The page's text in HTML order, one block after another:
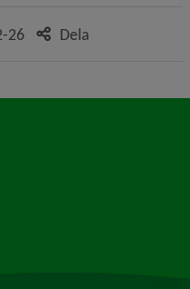
26 Dela
webbplats, öppnas i nytt